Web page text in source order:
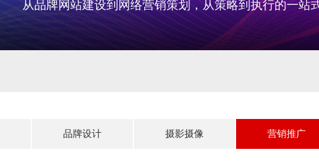
从品牌网站建设到网络营销策划，从策略到执行的一站
品牌设计 摄影摄像 营销推广